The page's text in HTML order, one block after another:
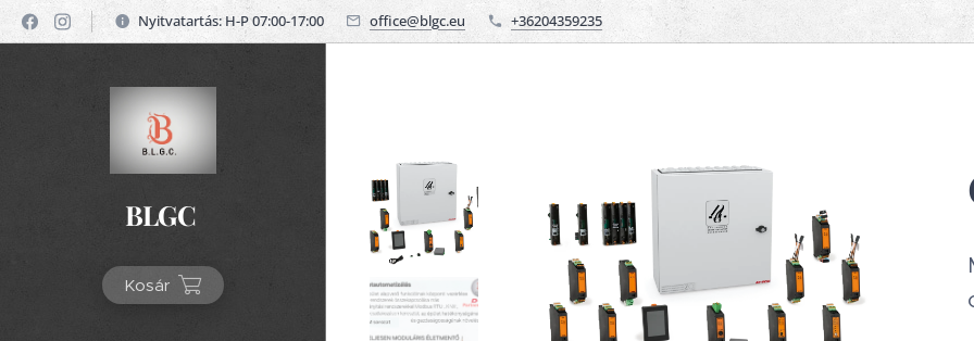
Nyitvatartás: H-P 07:00-17:00 office@blgc.eu +36204359235
BLGC
Kosár